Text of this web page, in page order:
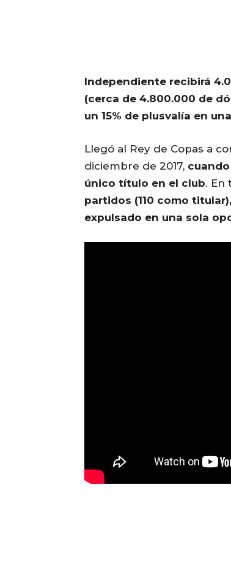
Independiente recibirá
(cerca de 4.800.000 de
un 15% de plusvalía en
Llegó al Rey de Copas a
diciembre de 2017,
único título en el club. En
partidos (110 como
expulsado en una sola